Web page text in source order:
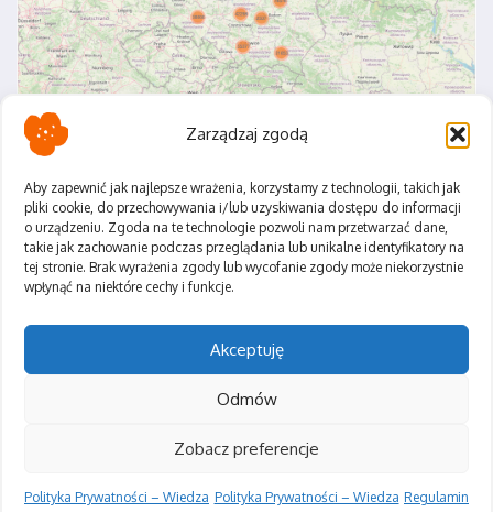
Zarządzaj zgodą
Aby zapewnić jak najlepsze wrażenia, korzystamy z technologii, takich jak
pliki cookie, do przechowywania i/lub uzyskiwania dostępu do informacji
o urządzeniu. Zgoda na te technologie pozwoli nam przetwarzać dane,
takie jak zachowanie podczas przeglądania lub unikalne identyfikatory na
tej stronie. Brak wyrażenia zgody lub wycofanie zgody może niekorzystnie
wpłynąć na niektóre cechy i funkcje.
Akceptuję
Odmów
Zobacz preferencje
Polityka Prywatności – Wiedza Polityka Prywatności – Wiedza Regulamin
Polityka Prywatności
Regulamin
Copyright © 2026 Tryskaj Zdrowiem | Zasilane przezMagazyn